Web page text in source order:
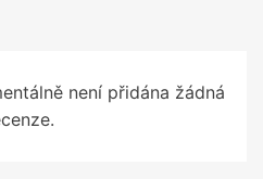
není přidána žádná